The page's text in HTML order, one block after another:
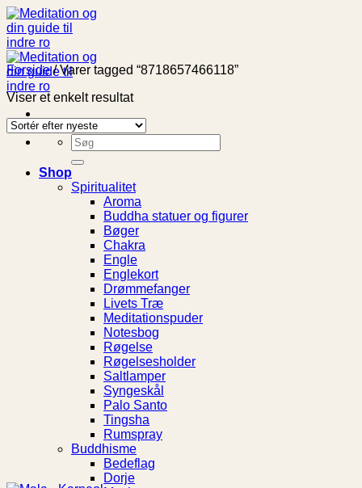
Fortsæt
til
indhold
Søg
efter:
Shop
Spiritualitet
Aroma
Buddha statuer og figurer
Bøger
Chakra
Engle
Englekort
Drømmefanger
Livets Træ
Meditationspuder
Notesbog
Røgelse
Røgelsesholder
Saltlamper
Syngeskål
Palo Santo
Tingsha
Rumspray
Buddhisme
Bedeflag
Dorje
Forside /Varer tagged “8718657466118”
Viser et enkelt resultat